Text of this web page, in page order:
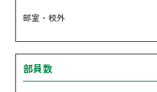
部室・校外
部員数